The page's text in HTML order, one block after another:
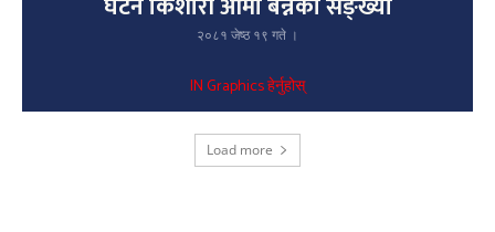
२०८१ जेष्ठ १९ गते ।
IN Graphics हेर्नुहोस्
Load more